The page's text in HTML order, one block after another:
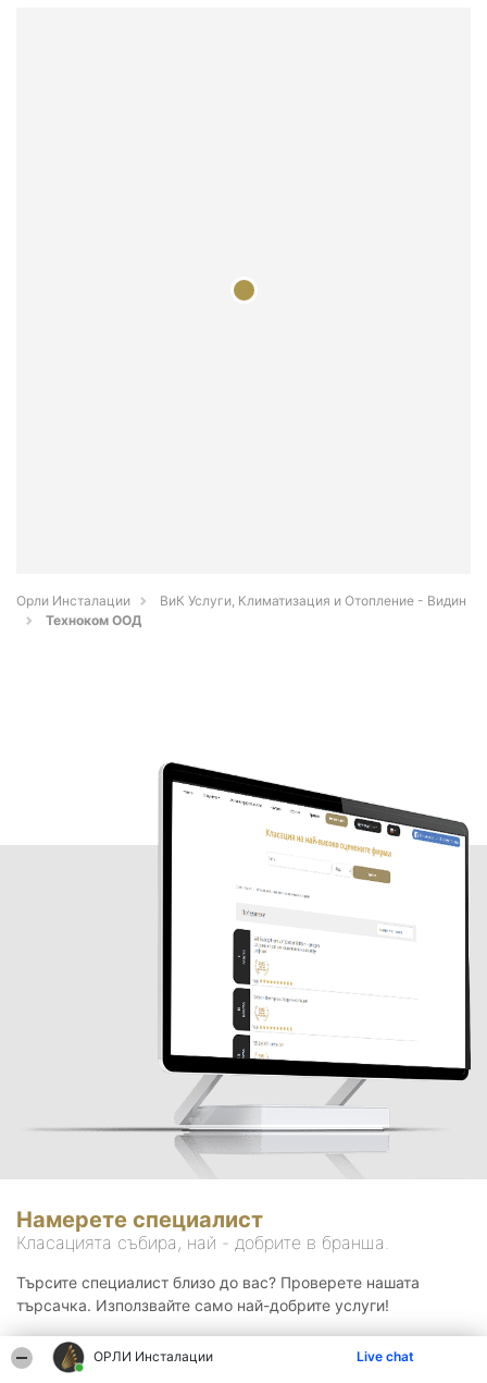
ОРЛИ Инсталации Live chat
Орли Инсталации
ВиК Услуги, Климатизация и Отопление - Видин
Техноком ООД
Намерете специалист
Класацията събира, най - добрите в бранша.
Търсите специалист близо до вас? Проверете нашата
търсачка. Използвайте само най-добрите услуги!